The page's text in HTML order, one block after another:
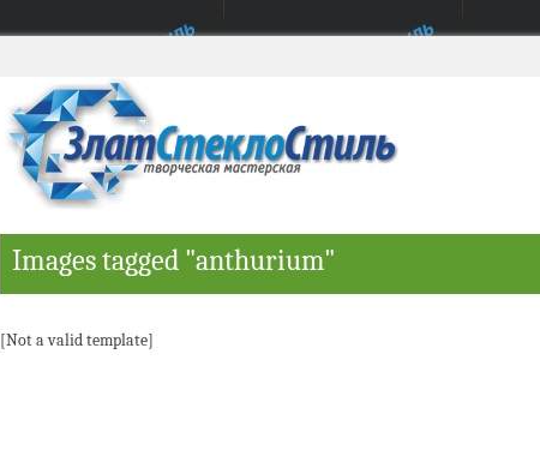
Images tagged "anthurium"
[Not a valid template]